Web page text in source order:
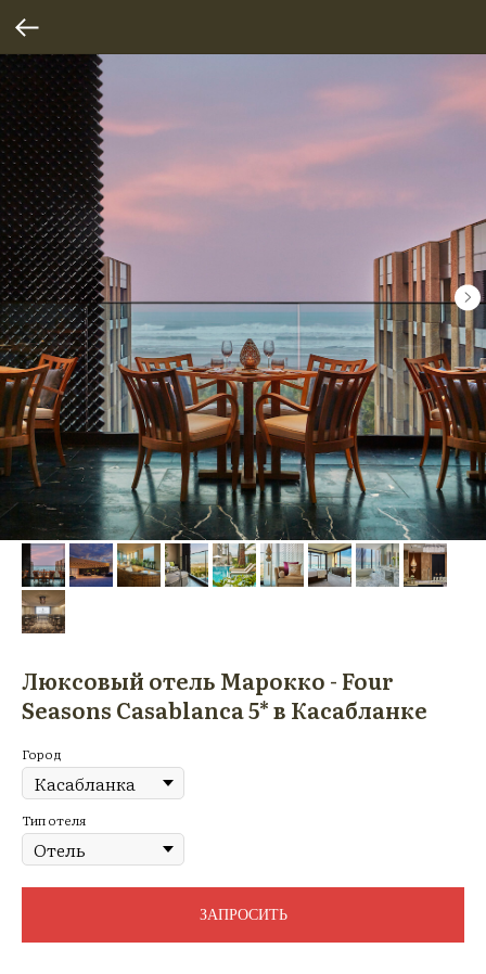
Люксовый отель Марокко - Four
Seasons Casablanca 5* в Касабланке
Город
Тип отеля
ЗАПРОСИТЬ